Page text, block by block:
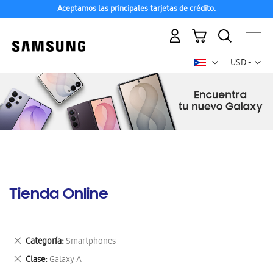
Aceptamos las principales tarjetas de crédito.
USD -
dólar
Mi carrito
Tienda Online
Categoría Smartphones
Eliminar
este
artículo
Clase Galaxy A
Eliminar